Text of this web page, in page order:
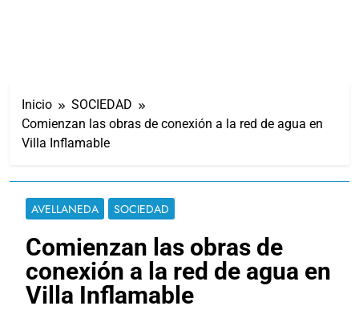
Inicio
SOCIEDAD
Comienzan las obras de conexión a la red de agua en
Villa Inflamable
AVELLANEDA SOCIEDAD
Comienzan las obras de
conexión a la red de agua en
Villa Inflamable